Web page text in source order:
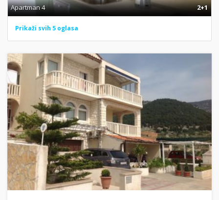
Apartman 4 2+1
Prikaži svih 5 oglasa